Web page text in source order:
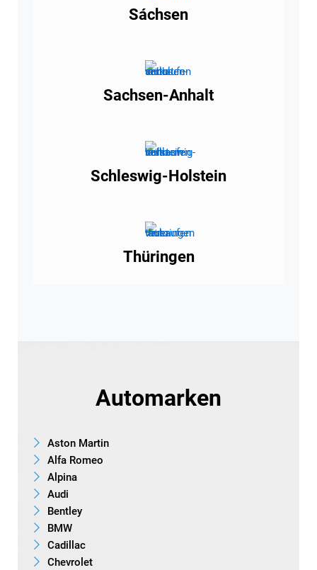
Sáchsen
Sachsen-Anhalt
Schleswig-Holstein
Thüringen
Automarken
Aston Martin
Alfa Romeo
Alpina
Audi
Bentley
BMW
Cadillac
Chevrolet